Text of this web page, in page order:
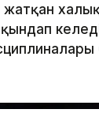
жатқан